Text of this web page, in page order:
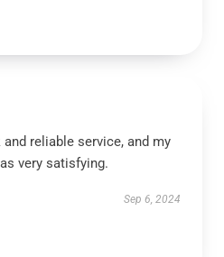
reliable service, and my
very satisfying.
Sep 6, 2024